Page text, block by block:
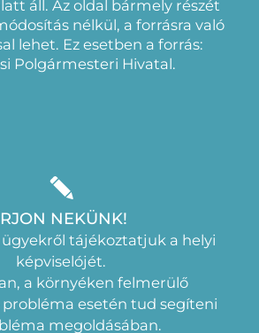
áll. Az oldal bármely részét
nélkül, a forrásra való
lehet. Ez esetben a forrás:
Polgármesteri Hivatal.
NEKÜNK!
tájékoztatjuk a helyi
képviselójét.
a környéken felmerülő
esetén tud segíteni
megoldásában.